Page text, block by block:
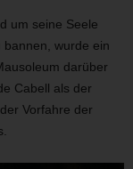
um seine Seele
wurde ein
darüber
Cabell als der
Vorfahre der